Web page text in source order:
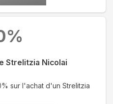
Strelitzia Nicolai
sur l'achat d'un Strelitzia
%